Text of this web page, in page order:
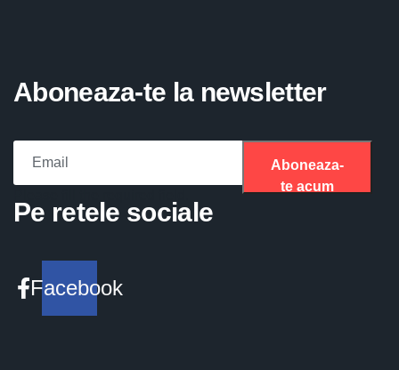
Aboneaza-te la newsletter
Aboneaza-
te acum
Pe retele sociale
Facebook